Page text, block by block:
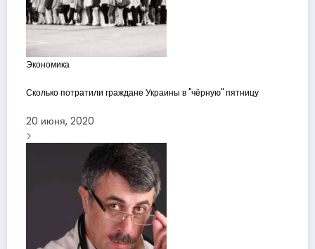
Экономика
Сколько потратили граждане Украины в "чёрную" пятницу
20 июня, 2020